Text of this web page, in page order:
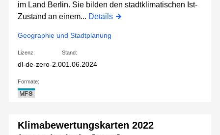
im Land Berlin. Sie bilden den stadtklimatischen Ist-
Zustand an einem... Details
Geographie und Stadtplanung
Lizenz:
dl-de-zero-2.0
Stand:
01.06.2024
Formate:
WFS
Klimabewertungskarten 2022